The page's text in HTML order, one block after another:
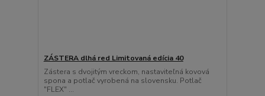
ZÁSTERA dlhá red Limitovaná edícia 40
Zástera s dvojitým vreckom, nastaviteľná kovová
spona a potlač vyrobená na slovensku. Potlač
"FLEX" ...